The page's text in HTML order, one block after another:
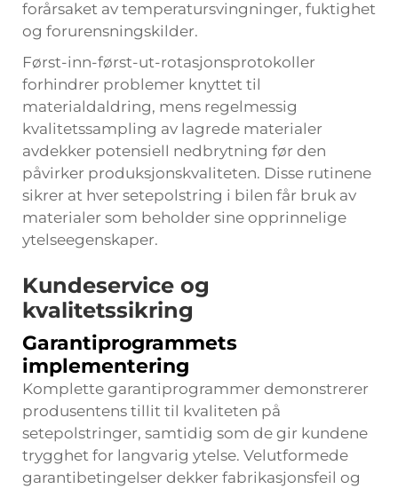
forårsaket av temperatursvingninger, fuktighet
og forurensningskilder.
Først-inn-først-ut-rotasjonsprotokoller
forhindrer problemer knyttet til
materialdaldring, mens regelmessig
kvalitetssampling av lagrede materialer
avdekker potensiell nedbrytning før den
påvirker produksjonskvaliteten. Disse rutinene
sikrer at hver setepolstring i bilen får bruk av
materialer som beholder sine opprinnelige
ytelseegenskaper.
Kundeservice og
kvalitetssikring
Garantiprogrammets
implementering
Komplette garantiprogrammer demonstrerer
produsentens tillit til kvaliteten på
setepolstringer, samtidig som de gir kundene
trygghet for langvarig ytelse. Velutformede
garantibetingelser dekker fabrikasjonsfeil og